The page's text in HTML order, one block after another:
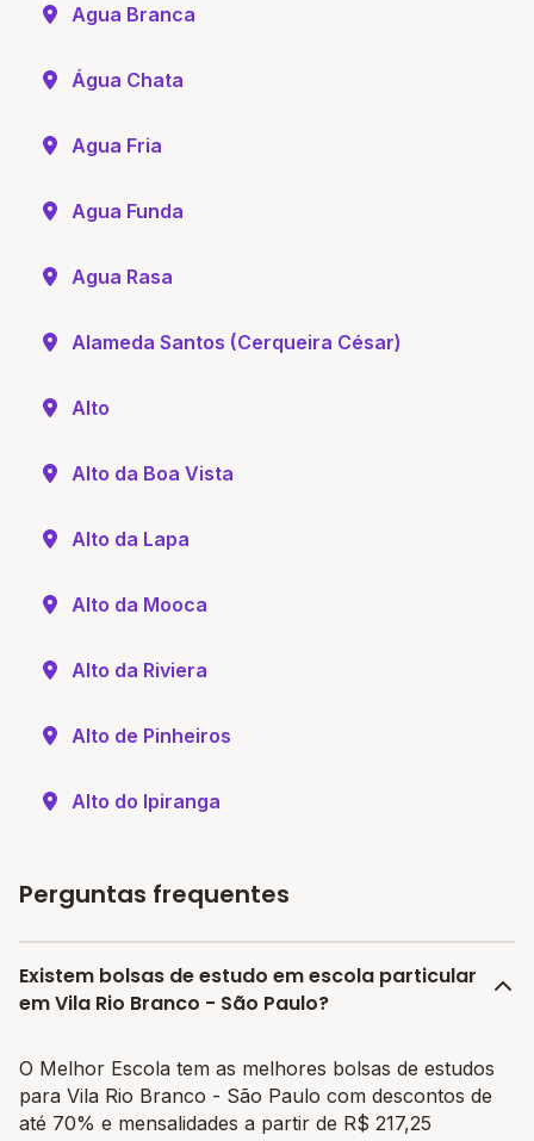
Agua Branca
Água Chata
Agua Fria
Agua Funda
Agua Rasa
Alameda Santos (Cerqueira César)
Alto
Alto da Boa Vista
Alto da Lapa
Alto da Mooca
Alto da Riviera
Alto de Pinheiros
Alto do Ipiranga
Perguntas frequentes
Existem bolsas de estudo em escola particular
em Vila Rio Branco - São Paulo?
O Melhor Escola tem as melhores bolsas de estudos
para Vila Rio Branco - São Paulo com descontos de
até 70% e mensalidades a partir de R$ 217,25